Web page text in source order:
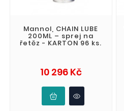
Mannol, CHAIN LUBE
200ML – sprej na
řetěz - KARTON 96 ks.
10 296 KčCena